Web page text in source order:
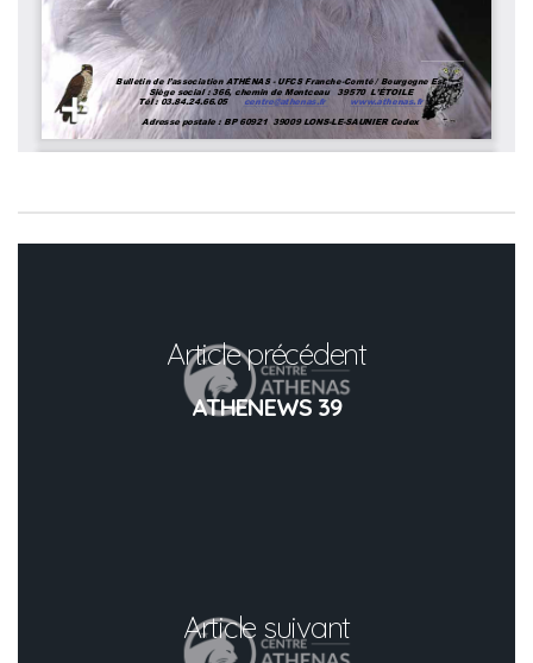
Article précédent
ATHENEWS 39
Article suivant